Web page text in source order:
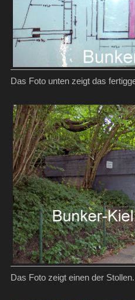
Das Foto unten zeigt das
Das Foto zeigt einen der Stollen.